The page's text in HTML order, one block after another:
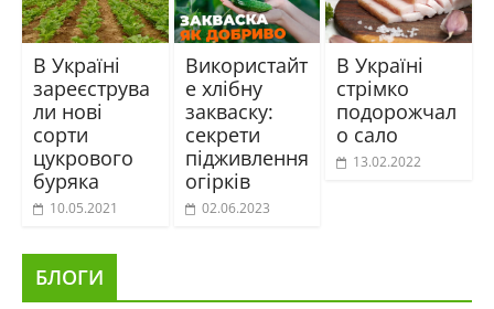
В Україні
зареєструва
ли нові
сорти
цукрового
буряка
10.05.2021
Використайт
е хлібну
закваску:
секрети
підживлення
огірків
02.06.2023
В Україні
стрімко
подорожчал
о сало
13.02.2022
БЛОГИ